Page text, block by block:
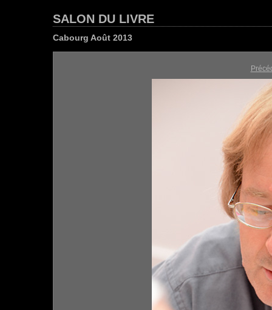
SALON DU LIVRE
Cabourg Août 2013